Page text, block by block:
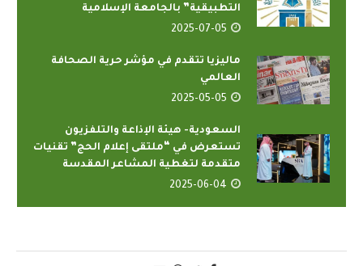
التطبيقية” بالجامعة الإسلامية
2025-07-05
ماليزيا تتقدم في مؤشر حرية الصحافة
العالمي
2025-05-05
السعودية- هيئة الإذاعة والتلفزيون
تستعرض في “ملتقى إعلام الحج” تقنيات
متقدمة لتغطية المشاعر المقدسة
2025-06-04